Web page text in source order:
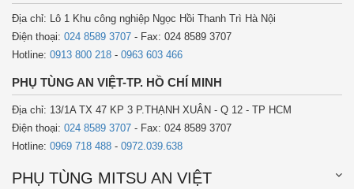
Địa chỉ: Lô 1 Khu công nghiệp Ngọc Hồi Thanh Trì Hà Nội
Điện thoại: 024 8589 3707 - Fax: 024 8589 3707
Hotline: 0913 800 218 - 0963 603 466
PHỤ TÙNG AN VIỆT-TP. HỒ CHÍ MINH
Địa chỉ: 13/1A TX 47 KP 3 P.THẠNH XUÂN - Q 12 - TP HCM
Điện thoại: 024 8589 3707 - Fax: 024 8589 3707
Hotline: 0969 718 488 - 0972.039.638
PHỤ TÙNG MITSU AN VIỆT